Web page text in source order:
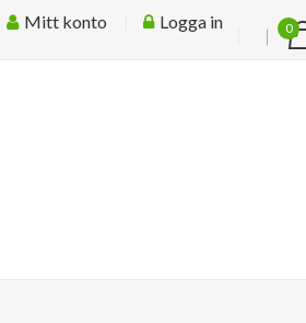
Mitt konto Logga in 0